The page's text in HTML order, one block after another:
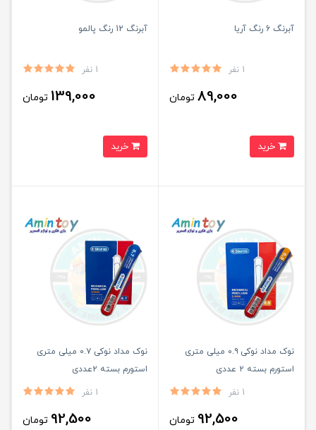
آبرنگ 6 رنگ آریا
1 نفر
89,000 تومان
آبرنگ 12 رنگ پالمو
1 نفر
139,000 تومان
نوک مداد نوکی ۰.۹ میلی متری
استورم بسته ۲ عددی
1 نفر
92,500 تومان
نوک مداد نوکی ۰.۷ میلی متری
استورم بسته ۲عددی
1 نفر
92,500 تومان